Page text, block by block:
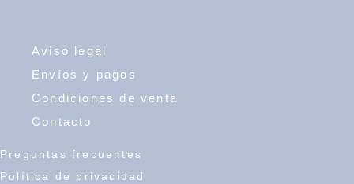
Aviso legal
Envíos y pagos
Condiciones de venta
Contacto
Preguntas frecuentes
Política de privacidad